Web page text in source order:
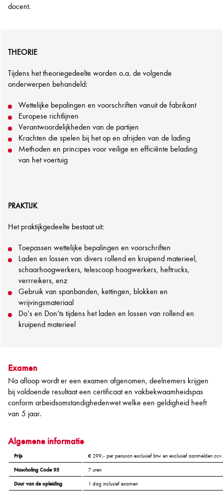
docent.
THEORIE
Tijdens het theoriegedeelte worden o.a. de volgende
onderwerpen behandeld:
Wettelijke bepalingen en voorschriften vanuit de fabrikant
Europese richtlijnen
Verantwoordelijkheden van de partijen
Krachten die spelen bij het op en afrijden van de lading
Methoden en principes voor veilige en efficiënte belading
van het voertuig
PRAKTIJK
Het praktijkgedeelte bestaat uit:
Toepassen wettelijke bepalingen en voorschriften
Laden en lossen van divers rollend en kruipend materieel,
schaarhoogwerkers, telescoop hoogwerkers, heftrucks,
verrreikers, enz
Gebruik van spanbanden, kettingen, blokken en
wrijvingsmateriaal
Do’s en Don’ts tijdens het laden en lossen van rollend en
kruipend materieel
Examen
Na afloop wordt er een examen afgenomen, deelnemers krijgen
bij voldoende resultaat een certificaat en vakbekwaamheidspas
conform arbeidsomstandighedenwet welke een geldigheid heeft
van 5 jaar.
Algemene informatie
Prijs € 299,- per persoon exclusief btw en exclusief aanmelden ccv.
Nascholing Code 95 7 uren
Duur van de opleiding 1 dag inclusief examen